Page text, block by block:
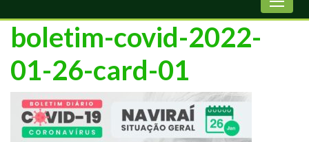
boletim-covid-2022-
01-26-card-01